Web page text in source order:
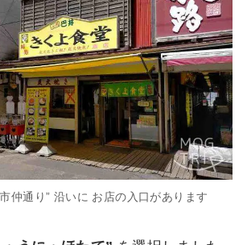
仲通り” 沿いに お店の入口があります